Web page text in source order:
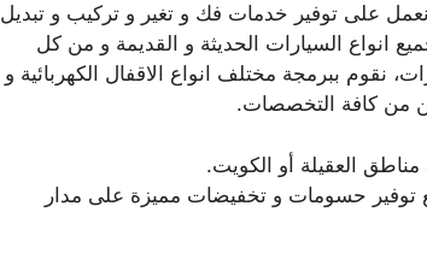
على توفير خدمات فك و تغير و تركيب و تبديل
انواع السيارات الحديثة و القديمة و من كل
نقوم ببرمجة مختلف انواع الاقفال الكهربائية و
من كافة التخصصات.
العقيلة أو الكويت.
توفير حسومات و تخفيضات مميزة على مدار